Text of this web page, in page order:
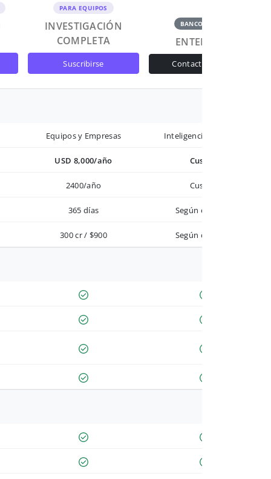
PARA EQUIPOS
INVESTIGACIÓN
COMPLETA
suscribirse
BANCOS Y GOB
ENTERPRISE
contactar ventas
Equipos y Empresas Inteligencia avanzada
USD 8,000/año Custom
2400/año Custom
365 días Según contrato
300 cr / $900 Según contrato